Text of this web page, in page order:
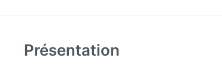
Présentation